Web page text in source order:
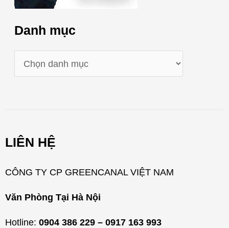
Danh mục
a
m
c
LIÊN HỆ
CÔNG TY CP GREENCANAL VIỆT NAM
Văn Phòng Tại Hà Nội
Hotline: 0904 386 229 – 0917 163 993